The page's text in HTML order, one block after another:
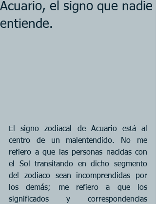
Acuario, el signo que nadie
entiende.
El signo zodiacal de Acuario está al
centro de un malentendido. No me
refiero a que las personas nacidas con
el Sol transitando en dicho segmento
del zodiaco sean incomprendidas por
los demás; me refiero a que los
significados y correspondencias